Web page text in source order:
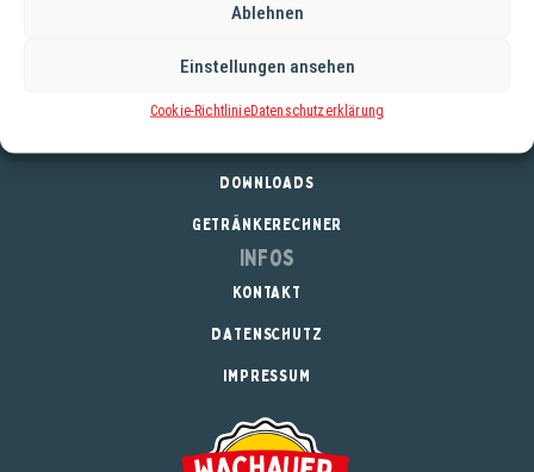
Ablehnen
Einstellungen ansehen
Cookie-RichtlinieDatenschutzerklärung
Service
DOWNLOADS
GETRÄNKERECHNER
Infos
KONTAKT
DATENSCHUTZ
IMPRESSUM